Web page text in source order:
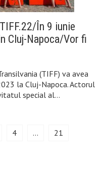
În 9 iunie
Cluj-Napoca/Vor fi
(TIFF) va avea
la Cluj-Napoca. Actorul
special al…
4 …
21